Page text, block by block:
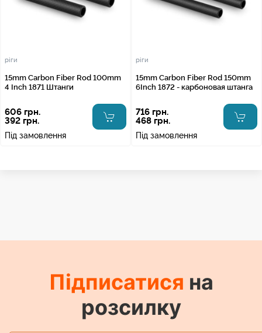
ріги
15mm Carbon Fiber Rod 100mm
4 Inch 1871 Штанги
606 грн.
392 грн.
Під замовлення
ріги
15mm Carbon Fiber Rod 150mm
6Inch 1872 - карбоновая штанга
716 грн.
468 грн.
Під замовлення
Підписатися на
розсилку